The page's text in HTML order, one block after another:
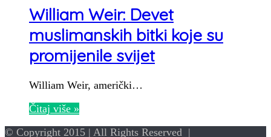
William Weir: Devet
muslimanskih bitki koje su
promijenile svijet
William Weir, američki…
Čitaj više »
© Copyright 2015 | All Rights Reserved |